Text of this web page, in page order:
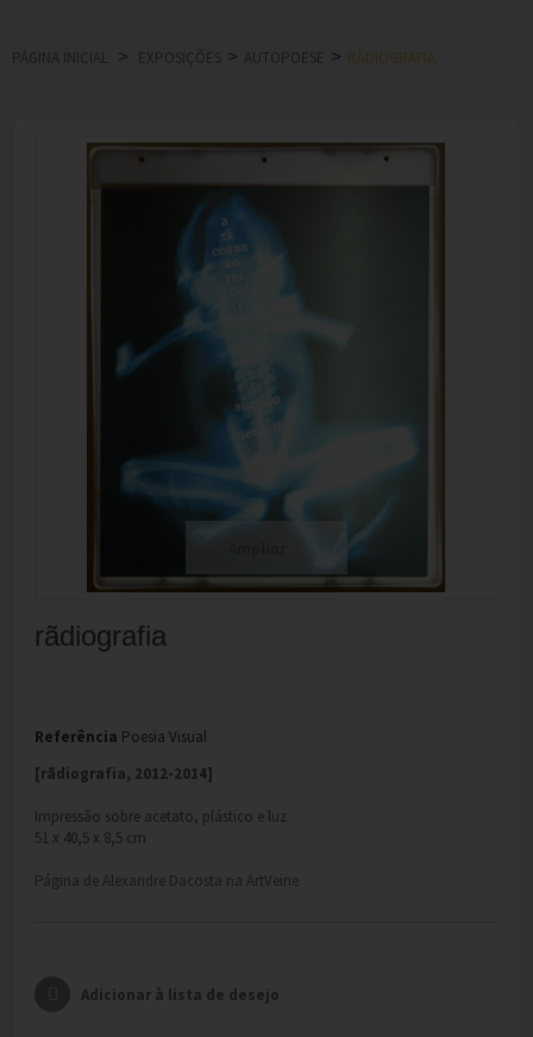
PÁGINA INICIAL > EXPOSIÇÕES > AUTOPOESE > RÃDIOGRAFIA
rãdiografia
Referência Poesia Visual
[rãdiografia, 2012-2014]
Impressão sobre acetato, plástico e luz
51 x 40,5 x 8,5 cm
Página de Alexandre Dacosta na ArtVeine
Adicionar à lista de desejo